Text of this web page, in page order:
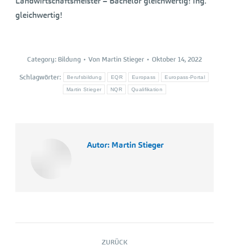
gleichwertig!
Category: Bildung Von Martin Stieger Oktober 14, 2022
Schlagwörter: Berufsbildung EQR Europass Europass-Portal
Martin Stieger NQR Qualifikation
Autor: Martin Stieger
Kommentarnavigation
ZURÜCK